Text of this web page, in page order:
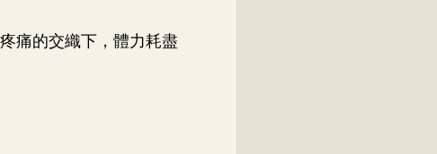
痛的交織下，體力耗盡